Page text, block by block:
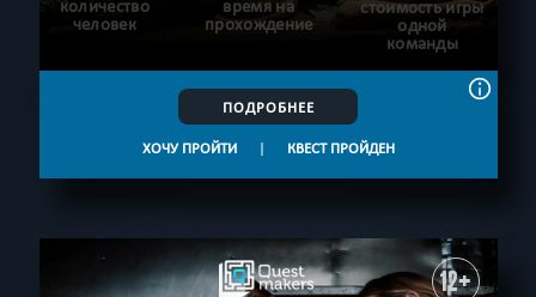
количество
человек
время на
прохождение
стоимость игры
одной
команды
ПОДРОБНЕЕ
ХОЧУ ПРОЙТИ | КВЕСТ ПРОЙДЕН
12+